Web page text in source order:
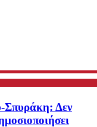
Σπυράκη: Δεν